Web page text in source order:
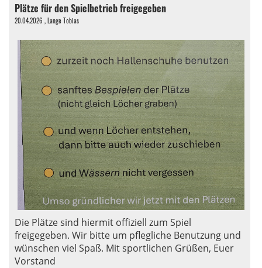
Plätze für den Spielbetrieb freigegeben
20.04.2026 , Lange Tobias
Die Plätze sind hiermit offiziell zum Spiel
freigegeben. Wir bitte um pflegliche Benutzung und
wünschen viel Spaß. Mit sportlichen Grüßen, Euer
Vorstand